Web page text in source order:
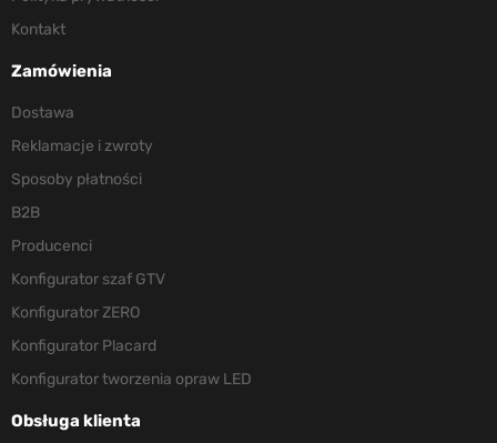
Kontakt
Zamówienia
Dostawa
Reklamacje i zwroty
Sposoby płatności
B2B
Producenci
Konfigurator szaf GTV
Konfigurator ZERO
Konfigurator Placard
Konfigurator tworzenia opraw LED
Obsługa klienta